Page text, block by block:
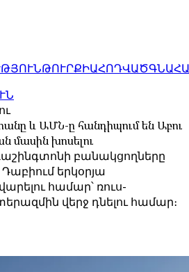
ԹՈՒՐՔԻԱՀՈԴՎԱԾ
և ԱՄՆ-ը հանդիպում են Աբու
մասին խոսելու
բանակցողները
երկօրյա
համար՝ ռուս-
վերջ դնելու համար։